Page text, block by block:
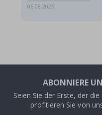
06.08.2026
ABONNIERE
Seien Sie der Erste, der
profitieren Sie von